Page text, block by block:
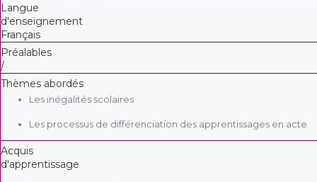
Langue
d'enseignement
Français
Préalables
/
Thèmes abordés
Les inégalités scolaires
Les processus de différenciation des apprentissages en acte
Acquis
d'apprentissage